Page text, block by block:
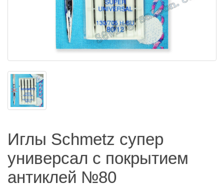
Иглы Schmetz супер
универсал с покрытием
антиклей №80